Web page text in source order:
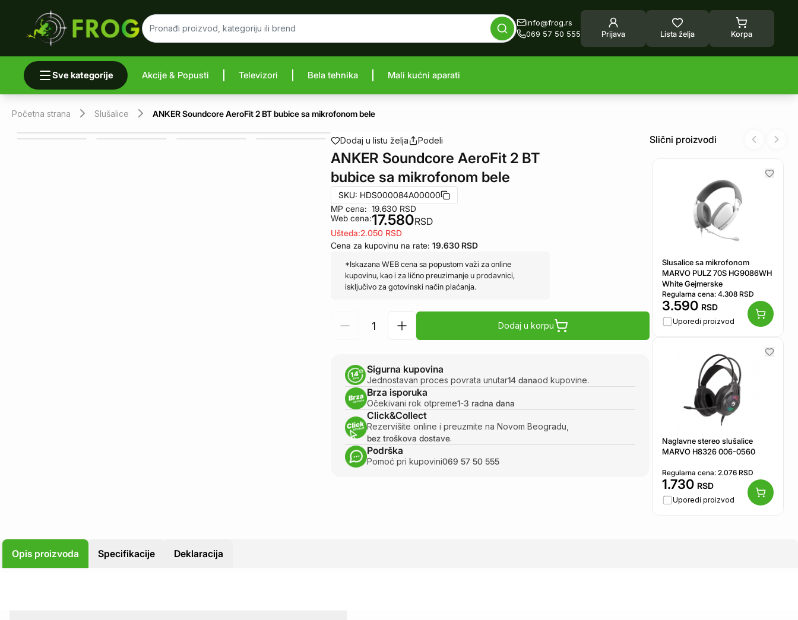
info@frog.rs
069 57 50 555
Prijava Lista želja Korpa
Sve kategorije Akcije & Popusti Televizori Bela tehnika Mali kućni aparati
Početna strana Slušalice ANKER Soundcore AeroFit 2 BT bubice sa mikrofonom bele
Dodaj u listu želja Podeli
ANKER Soundcore AeroFit 2 BT
bubice sa mikrofonom bele
SKU: HDS000084A00000
MP cena:
Web cena:
19.630 RSD
17.580RSD
Ušteda:2.050 RSD
Cena za kupovinu na rate: 19.630 RSD
*Iskazana WEB cena sa popustom važi za online
kupovinu, kao i za lično preuzimanje u prodavnici,
isključivo za gotovinski način plaćanja.
Dodaj u korpu
Sigurna kupovina
Jednostavan proces povrata unutar14 danaod kupovine.
Brza isporuka
Očekivani rok otpreme1-3 radna dana
Click&Collect
Rezervišite online i preuzmite na Novom Beogradu,
bez troškova dostave.
Podrška
Pomoć pri kupovini069 57 50 555
Slični proizvodi
Slusalice sa mikrofonom
MARVO PULZ 70S HG9086WH
White Gejmerske
Regularna cena: 4.308RSD
3.590 RSD
Uporedi proizvod
Naglavne stereo slušalice
MARVO H8326 006-0560
Regularna cena: 2.076RSD
1.730 RSD
Uporedi proizvod
Previous
Next
Opis proizvoda Specifikacije Deklaracija